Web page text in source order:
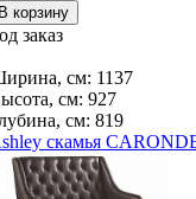
заказ
см: 1137
см: 927
см: 819
скамья